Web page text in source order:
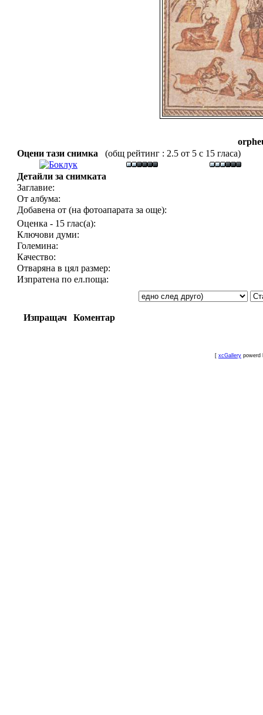
Оцени тази снимка
(общ рейтинг : 2.5 от 5 с 15 гласа)
Детайли за снимката
Заглавие:
От албума:
Добавена от (на фотоапарата за още):
Оценка - 15 глас(а):
Ключови думи:
Големина:
Качество:
Отваряна в цял размер:
Изпратена по ел.поща:
Изпращач Коментар
[ xcGallery